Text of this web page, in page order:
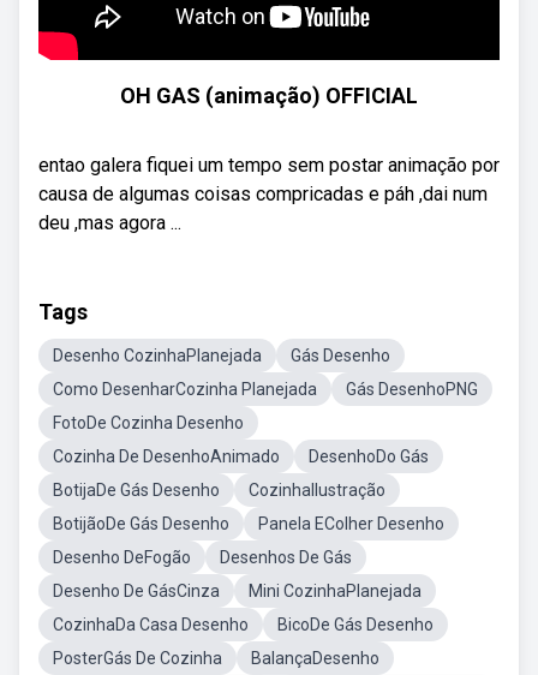
OH GAS (animação) OFFICIAL
entao galera fiquei um tempo sem postar animação por
causa de algumas coisas compricadas e páh ,dai num
deu ,mas agora ...
Tags
Desenho CozinhaPlanejada
Gás Desenho
Como DesenharCozinha Planejada
Gás DesenhoPNG
FotoDe Cozinha Desenho
Cozinha De DesenhoAnimado
DesenhoDo Gás
BotijaDe Gás Desenho
CozinhaIlustração
BotijãoDe Gás Desenho
Panela EColher Desenho
Desenho DeFogão
Desenhos De Gás
Desenho De GásCinza
Mini CozinhaPlanejada
CozinhaDa Casa Desenho
BicoDe Gás Desenho
PosterGás De Cozinha
BalançaDesenho